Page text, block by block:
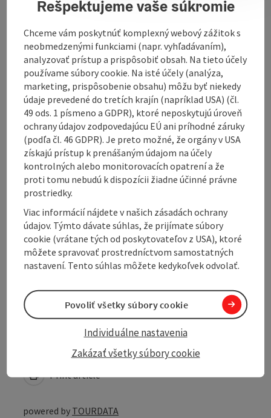
Must
At Christmas we sell our Christmas trees and
brushwood. We are looking forward to your visit!
Contact
Opening hours
Arrival
Suitability
Accessibility
Print article
Nearby
powered by TOURDATA
Rešpektujeme vaše súkromie
Chceme vám poskytnúť komplexný webový zážitok s
neobmedzenými funkciami (napr. vyhľadávaním),
analyzovať prístup a prispôsobiť obsah. Na tieto účely
používame súbory cookie. Na isté účely (analýza,
marketing, prispôsobenie obsahu) môžu byť niekedy
údaje prevedené do tretích krajín (napríklad USA) (čl.
49 ods. 1 písmeno a GDPR), ktoré neposkytujú úroveň
ochrany údajov zodpovedajúcu EÚ ani príhodné záruky
(podľa čl. 46 GDPR). Je preto možné, že orgány v USA
získajú prístup k prenášaným údajom na účely
kontrolných alebo monitorovacích opatrení a že
proti tomu nebudú k dispozícii žiadne účinné právne
prostriedky.
Viac informácií nájdete v našich zásadách ochrany
údajov. Týmto dávate súhlas, že prijímate súbory
cookie (vrátane tých od poskytovateľov z USA), ktoré
môžete spravovať prostredníctvom samostatných
nastavení. Tento súhlas môžete kedykoľvek odvolať.
Zakázať všetky súbory cookie
Individuálne nastavenia
Povoliť všetky súbory cookie